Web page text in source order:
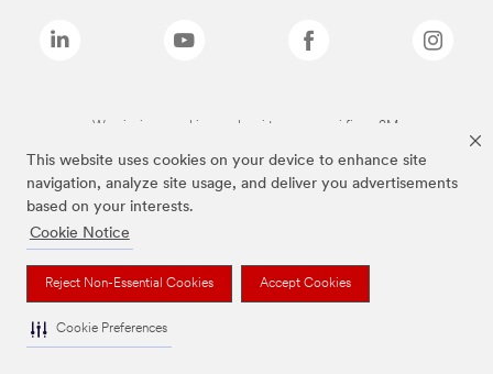
This website uses cookies on your device to enhance site
navigation, analyze site usage, and deliver you advertisements
based on your interests.
Cookie Notice
Reject Non-Essential Cookies Accept Cookies
Cookie Preferences
Wymienione marki są znakami towarowymi firmy 3M.